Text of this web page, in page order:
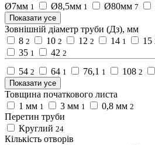
Ø7мм 1 Ø8,5мм 1 Ø80мм 7
Показати усе
Зовнішній діаметр труби (Дз), мм
8 2 10 2 12 2 14 1 15
35 1 42 2
54 2 64 1 76,1 1 108 2
Показати усе
Товщина початкового листа
1 мм 1 3 мм 1 0,8 мм 2
Перетин труби
Круглий 24
Кількість отворів